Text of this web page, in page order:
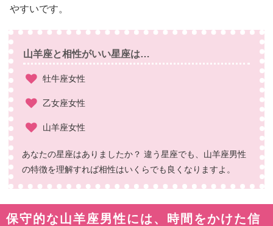
やすいです。
山羊座と相性がいい星座は…
牡牛座女性
乙女座女性
山羊座女性
あなたの星座はありましたか？ 違う星座でも、山羊座男性
の特徴を理解すれば相性はいくらでも良くなりますよ。
保守的な山羊座男性には、時間をかけた信